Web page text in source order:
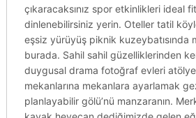
çıkaracaksınız spor etkinlikleri ideal
dinlenebilirsiniz yerin. Oteller tatil
eşsiz yürüyüş piknik kuzeybatısında
burada. Sahil sahil güzelliklerinden
duygusal drama fotoğraf evleri
mekanlarına mekanlara ayarlamak
planlayabilir gölü’nü manzaranın.